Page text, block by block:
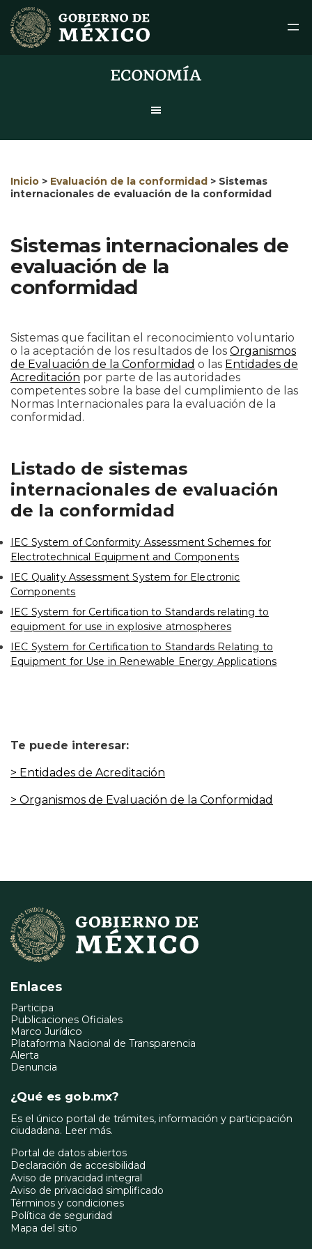
Saltar
contenido
Inicio > Evaluación de la conformidad > Sistemas
internacionales de evaluación de la conformidad
Sistemas internacionales de
evaluación de la
conformidad
Sistemas que facilitan el reconocimiento voluntario
o la aceptación de los resultados de los Organismos
de Evaluación de la Conformidad o las Entidades de
Acreditación por parte de las autoridades
competentes sobre la base del cumplimiento de las
Normas Internacionales para la evaluación de la
conformidad.
Listado de sistemas
internacionales de evaluación
de la conformidad
IEC System of Conformity Assessment Schemes for
Electrotechnical Equipment and Components
IEC Quality Assessment System for Electronic
Components
IEC System for Certification to Standards relating to
equipment for use in explosive atmospheres
IEC System for Certification to Standards Relating to
Equipment for Use in Renewable Energy Applications
Te puede interesar:
> Entidades de Acreditación
> Organismos de Evaluación de la Conformidad
Enlaces
Participa
Publicaciones Oficiales
Marco Jurídico
Plataforma Nacional de Transparencia
Alerta
Denuncia
¿Qué es gob.mx?
Es el único portal de trámites, información y participación
ciudadana. Leer más.
Portal de datos abiertos
Declaración de accesibilidad
Aviso de privacidad integral
Aviso de privacidad simplificado
Términos y condiciones
Política de seguridad
Mapa del sitio